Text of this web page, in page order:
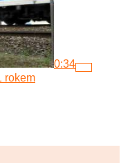
0:34
rokem